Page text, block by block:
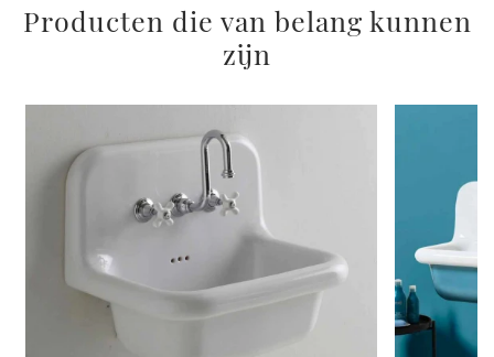
Producten die van belang kunnen
zijn